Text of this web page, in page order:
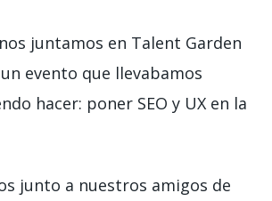
juntamos en Talent Garden
evento que llevabamos
hacer: poner SEO y UX en la
junto a nuestros amigos de